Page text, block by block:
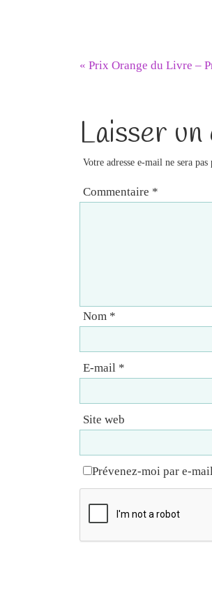
« Prix Orange du Livre –
Laisser
Votre adresse e-mail ne sera pas
Commentaire *
Nom *
E-mail *
Site web
Prévenez-moi par e-